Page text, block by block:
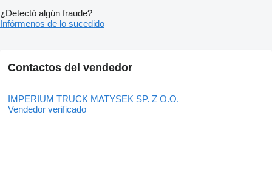
¿Detectó algún fraude?
Infórmenos de lo sucedido
Contactos del vendedor
IMPERIUM TRUCK MATYSEK SP. Z O.O.
Vendedor verificado